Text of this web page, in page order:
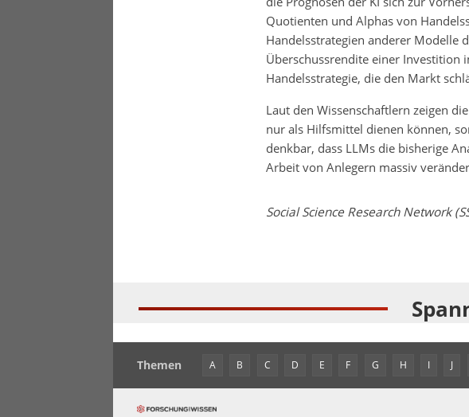
Quotienten und Alphas von
Handelsstrategien anderer Modelle
Überschussrendite einer Investition
Handelsstrategie, die den Markt
Laut den Wissenschaftlern zeigen
nur als Hilfsmittel dienen können,
denkbar, dass LLMs die bisherige
Arbeit von Anlegern massiv
Social Science Research Network
Themen A B C D E F G H I J